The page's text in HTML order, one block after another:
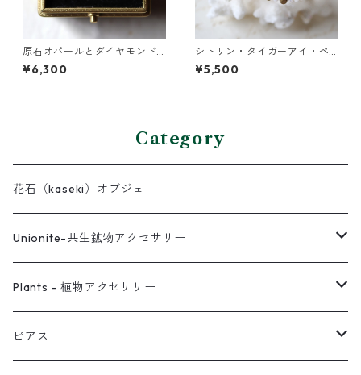
原石オパールとダイヤモンド
クォーツのプチピアス
¥6,300
シトリン・タイガーアイ・ペ
リドットの3連バングル
¥5,500
Category
花石（kaseki）オブジェ
Unionite-共生鉱物アクセサリー
ピアス
ネックレス
Plants - 植物アクセサリー
ピアス
ピアス